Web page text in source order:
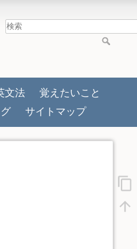
文法
覚えたいこと
サイトマップ